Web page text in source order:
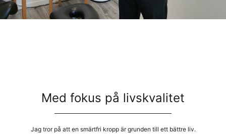
Med fokus på livskvalitet
Jag tror på att en smärtfri kropp är grunden till ett bättre liv.